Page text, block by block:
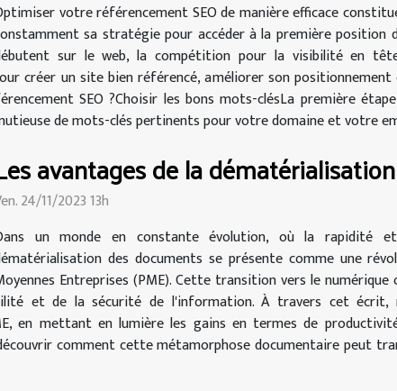
votre référencement SEO de manière efficace
sa stratégie pour accéder à la première position
sur le web, la compétition pour la visibilité en
créer un site bien référencé, améliorer son
SEO ?Choisir les bons mots-clésLa première
de mots-clés pertinents pour votre domaine et votre
avantages de la
24/11/2023 13h
un monde en constante évolution, où la rapidité
des documents se présente comme une
Entreprises (PME). Cette transition vers le
et de la sécurité de l'information. À travers cet écrit,
en mettant en lumière les gains en termes de
comment cette métamorphose documentaire peut